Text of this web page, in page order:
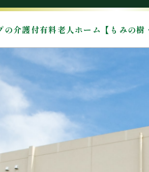
の介護付有料老人ホーム【もみの樹